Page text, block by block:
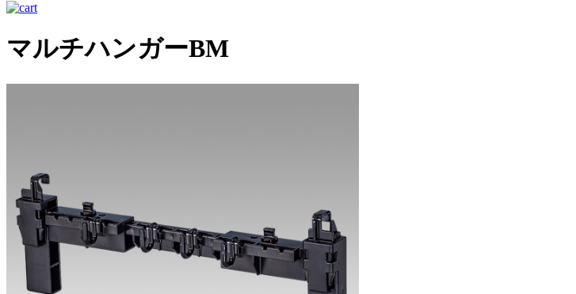
マルチハンガーBM